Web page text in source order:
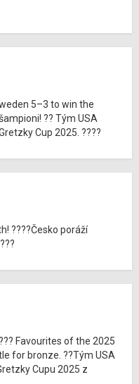
5–3 to win the
?? Tým USA
Cup 2025. ????
????Česko poráží
Favourites of the 2025
for bronze. ??Tým USA
Cupu 2025 z